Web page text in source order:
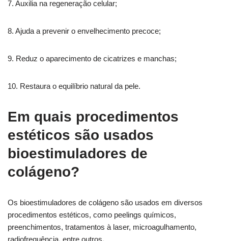
7. Auxilia na regeneração celular;
8. Ajuda a prevenir o envelhecimento precoce;
9. Reduz o aparecimento de cicatrizes e manchas;
10. Restaura o equilíbrio natural da pele.
Em quais procedimentos
estéticos são usados
bioestimuladores de
colágeno?
Os bioestimuladores de colágeno são usados em diversos
procedimentos estéticos, como peelings químicos,
preenchimentos, tratamentos à laser, microagulhamento,
radiofrequência, entre outros.